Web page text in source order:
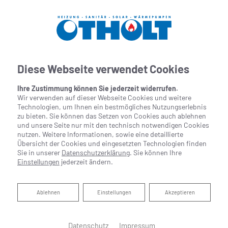
Diese Webseite verwendet Cookies
Ihre Zustimmung können Sie jederzeit widerrufen.
Wir verwenden auf dieser Webseite Cookies und weitere
Technologien, um Ihnen ein bestmögliches Nutzungserlebnis
zu bieten. Sie können das Setzen von Cookies auch ablehnen
und unsere Seite nur mit den technisch notwendigen Cookies
nutzen. Weitere Informationen, sowie eine detaillierte
Übersicht der Cookies und eingesetzten Technologien finden
Sie in unserer Datenschutzerklärung. Sie können Ihre
Einstellungen jederzeit ändern.
Akzeptieren
Einstellungen
Ablehnen
Ablehnen
Datenschutz Impressum